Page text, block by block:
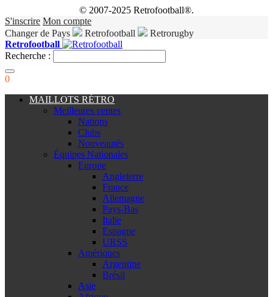
© 2007-2025 Retrofootball®.
S'inscrire Mon compte
Changer de Pays
Retrofootball
Retrorugby
Retrofootball
Recherche :
0
MAILLOTS RÉTRO
Meilleures ventes
Nations
Clubs
Nouveautés
Équipes Nationales
Europe
Angleterre
France
Allemagne
Pays-Bas
Italie
Espagne
URSS
Amériques
Argentine
Brésil
Asie